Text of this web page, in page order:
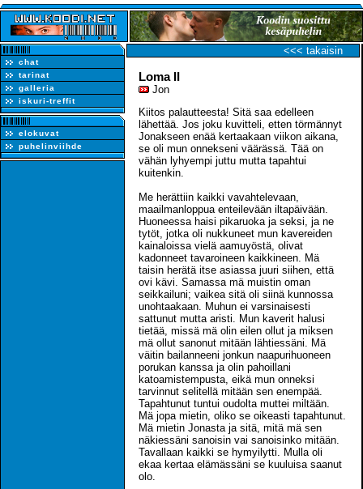
chat
tarinat
galleria
iskuri-treffit
elokuvat
puhelinviihde
<<< takaisin
Loma II
Jon
Kiitos palautteesta! Sitä saa edelleen
lähettää. Jos joku kuvitteli, etten törmännyt
Jonakseen enää kertaakaan viikon aikana,
se oli mun onnekseni väärässä. Tää on
vähän lyhyempi juttu mutta tapahtui
kuitenkin.
Me herättiin kaikki vavahtelevaan,
maailmanloppua enteilevään iltapäivään.
Huoneessa haisi pikaruoka ja seksi, ja ne
tytöt, jotka oli nukkuneet mun kavereiden
kainaloissa vielä aamuyöstä, olivat
kadonneet tavaroineen kaikkineen. Mä
taisin herätä itse asiassa juuri siihen, että
ovi kävi. Samassa mä muistin oman
seikkailuni; vaikea sitä oli siinä kunnossa
unohtaakaan. Muhun ei varsinaisesti
sattunut mutta aristi. Mun kaverit halusi
tietää, missä mä olin eilen ollut ja miksen
mä ollut sanonut mitään lähtiessäni. Mä
väitin bailanneeni jonkun naapurihuoneen
porukan kanssa ja olin pahoillani
katoamistempusta, eikä mun onneksi
tarvinnut selitellä mitään sen enempää.
Tapahtunut tuntui oudolta muttei miltään.
Mä jopa mietin, oliko se oikeasti tapahtunut.
Mä mietin Jonasta ja sitä, mitä mä sen
näkiessäni sanoisin vai sanoisinko mitään.
Tavallaan kaikki se hymyilytti. Mulla oli
ekaa kertaa elämässäni se kuuluisa saanut
olo.